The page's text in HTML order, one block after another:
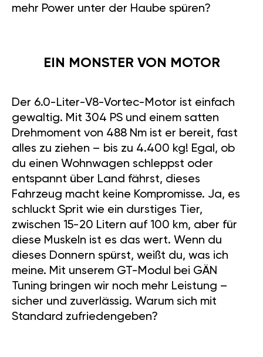
mehr Power unter der Haube spüren?
EIN MONSTER VON MOTOR
Der 6.0-Liter-V8-Vortec-Motor ist einfach
gewaltig. Mit 304 PS und einem satten
Drehmoment von 488 Nm ist er bereit, fast
alles zu ziehen – bis zu 4.400 kg! Egal, ob
du einen Wohnwagen schleppst oder
entspannt über Land fährst, dieses
Fahrzeug macht keine Kompromisse. Ja, es
schluckt Sprit wie ein durstiges Tier,
zwischen 15-20 Litern auf 100 km, aber für
diese Muskeln ist es das wert. Wenn du
dieses Donnern spürst, weißt du, was ich
meine. Mit unserem GT-Modul bei GÄN
Tuning bringen wir noch mehr Leistung –
sicher und zuverlässig. Warum sich mit
Standard zufriedengeben?